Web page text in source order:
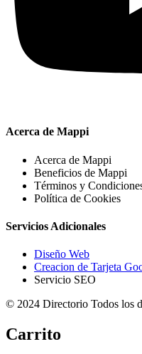
Acerca de Mappi
Acerca de Mappi
Beneficios de Mappi
Términos y
Política de Cookies
Servicios Adicionales
Diseño Web
Creacion de Tarjeta
Servicio SEO
© 2024 Directorio Todos los
Carrito